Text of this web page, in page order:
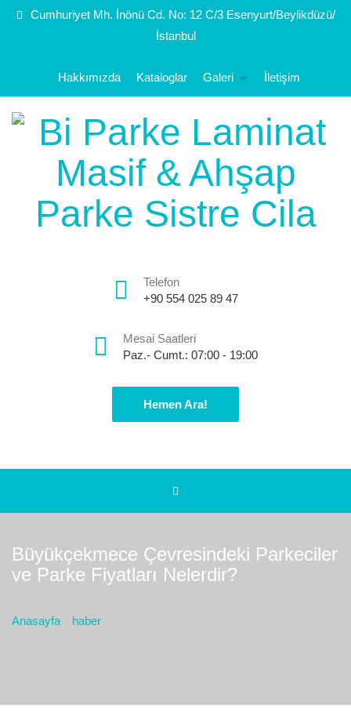
Cumhuriyet Mh. İnönü Cd. No: 12 C/3 Esenyurt/Beylikdüzü/
İstanbul
Hakkımızda Kataloglar Galeri İletişim
Telefon
+90 554 025 89 47
Mesai Saatleri
Paz.- Cumt.: 07:00 - 19:00
Hemen Ara!
Büyükçekmece Çevresindeki Parkeciler
ve Parke Fiyatları Nelerdir?
Anasayfa
haber